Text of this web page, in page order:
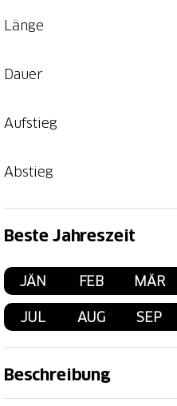
Länge
Dauer
Aufstieg
Abstieg
Beste Jahreszeit
JÄN FEB MÄR
JUL AUG SEP
Beschreibung